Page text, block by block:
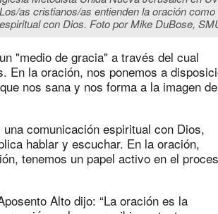
Los/as cristianos/as entienden la oración
espiritual con Dios. Foto por Mike DuBose,
"medio de gracia" a través del cual
En la oración, nos ponemos a
nos sana y nos forma a la imagen de
comunicación espiritual con Dios,
hablar y escuchar. En la oración,
tenemos un papel activo en el
Alto dijo: “La oración es la